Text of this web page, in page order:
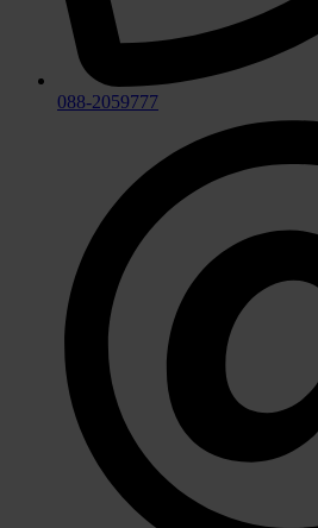
088-2059777